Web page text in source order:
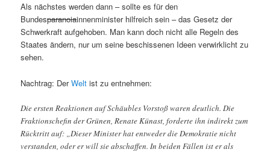
Als nächstes werden dann – sollte es für den
Bundesparanoiainnenminister hilfreich sein – das Gesetz der
Schwerkraft aufgehoben. Man kann doch nicht alle Regeln des
Staates ändern, nur um seine beschissenen Ideen verwirklicht zu
sehen.
Nachtrag: DerWelt ist zu entnehmen:
Die ersten Reaktionen auf Schäubles Vorstoß waren deutlich. Die
Fraktionschefin der Grünen, Renate Künast, forderte ihn indirekt zum
Rücktritt auf: „Dieser Minister hat entweder die Demokratie nicht
verstanden, oder er will sie abschaffen. In beiden Fällen ist er als